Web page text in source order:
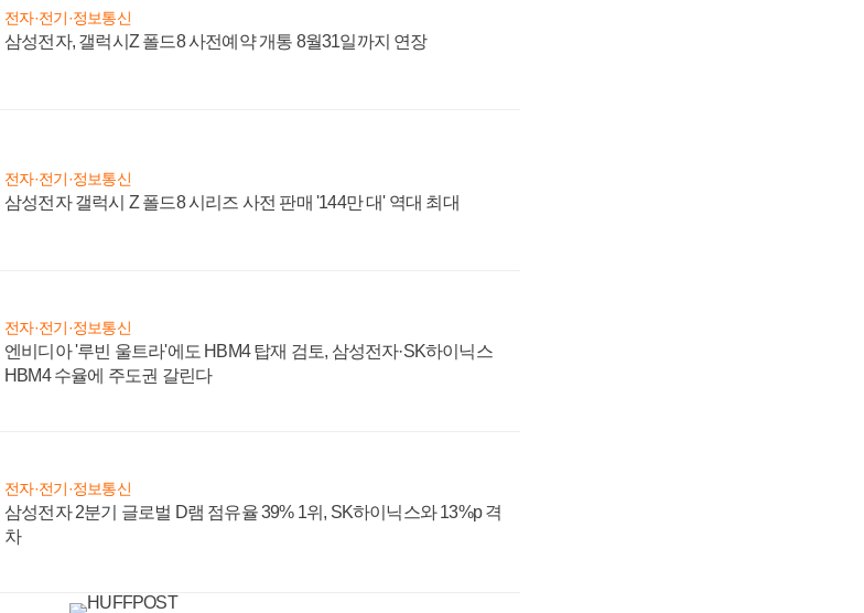
전자·전기·정보통신
삼성전자, 갤럭시Z 폴드8 사전예약 개통 8월31일까지 연장
전자·전기·정보통신
삼성전자 갤럭시 Z 폴드8 시리즈 사전 판매 '144만 대' 역대 최대
전자·전기·정보통신
엔비디아 '루빈 울트라'에도 HBM4 탑재 검토, 삼성전자·SK하이닉스
HBM4 수율에 주도권 갈린다
전자·전기·정보통신
삼성전자 2분기 글로벌 D램 점유율 39% 1위, SK하이닉스와 13%p 격
차